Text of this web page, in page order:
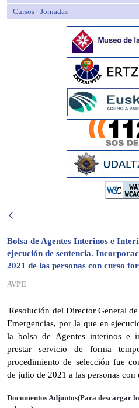
Cursos - Jornadas
Bolsa de Agentes Interinos e
ejecución de sentencia.
2021 de las personas con curso
AVPE
Resolución del Director General
Emergencias, por la que en
la bolsa de Agentes interinos e
prestar servicio de forma
procedimiento de selección fue
de julio de 2021 a las personas
Documentos Adjuntos(Para descargar